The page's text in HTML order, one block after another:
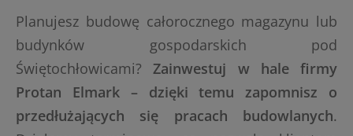
Planujesz budowę całorocznego magazynu lub
budynków gospodarskich pod
Świętochłowicami?Zainwestuj w hale firmy
Protan Elmark – dzięki temu zapomnisz o
przedłużających się pracach budowlanych.